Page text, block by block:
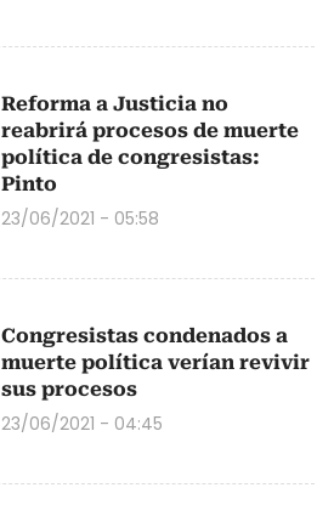
Reforma a Justicia no
reabrirá procesos de muerte
política de congresistas:
Pinto
23/06/2021 - 05:58
Congresistas condenados a
muerte política verían revivir
sus procesos
23/06/2021 - 04:45